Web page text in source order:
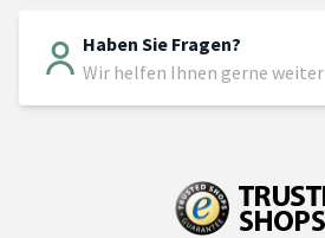
Haben Sie Fragen?
Wir helfen Ihnen gerne weiter